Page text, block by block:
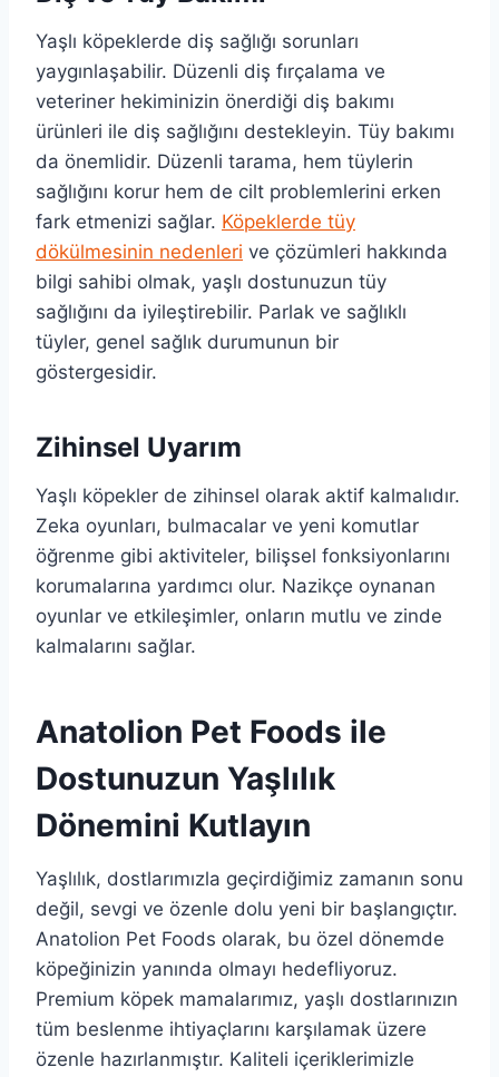
Yaşlı köpeklerde diş sağlığı sorunları
yaygınlaşabilir. Düzenli diş fırçalama ve
veteriner hekiminizin önerdiği diş bakımı
ürünleri ile diş sağlığını destekleyin. Tüy bakımı
da önemlidir. Düzenli tarama, hem tüylerin
sağlığını korur hem de cilt problemlerini erken
fark etmenizi sağlar. Köpeklerde tüy
dökülmesinin nedenleri ve çözümleri hakkında
bilgi sahibi olmak, yaşlı dostunuzun tüy
sağlığını da iyileştirebilir. Parlak ve sağlıklı
tüyler, genel sağlık durumunun bir
göstergesidir.
Zihinsel Uyarım
Yaşlı köpekler de zihinsel olarak aktif kalmalıdır.
Zeka oyunları, bulmacalar ve yeni komutlar
öğrenme gibi aktiviteler, bilişsel fonksiyonlarını
korumalarına yardımcı olur. Nazikçe oynanan
oyunlar ve etkileşimler, onların mutlu ve zinde
kalmalarını sağlar.
Anatolion Pet Foods ile
Dostunuzun Yaşlılık
Dönemini Kutlayın
Yaşlılık, dostlarımızla geçirdiğimiz zamanın sonu
değil, sevgi ve özenle dolu yeni bir başlangıçtır.
Anatolion Pet Foods olarak, bu özel dönemde
köpeğinizin yanında olmayı hedefliyoruz.
Premium köpek mamalarımız, yaşlı dostlarınızın
tüm beslenme ihtiyaçlarını karşılamak üzere
özenle hazırlanmıştır. Kaliteli içeriklerimizle